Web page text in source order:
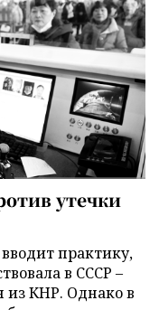
утечки
практику,
в СССР –
из КНР. Однако в